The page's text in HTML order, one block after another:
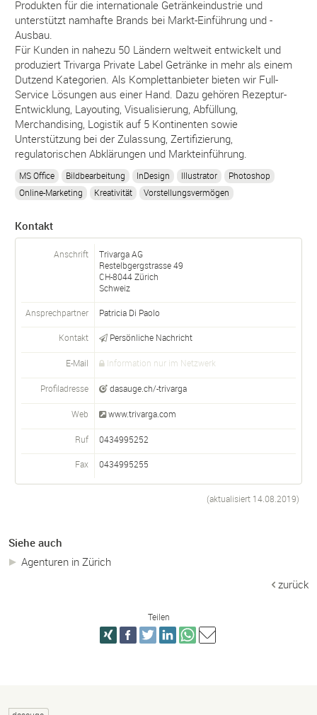
Produkten für die internationale Getränkeindustrie und
unterstützt namhafte Brands bei Markt-Einführung und -
Ausbau.
Für Kunden in nahezu 50 Ländern weltweit entwickelt und
produziert Trivarga Private Label Getränke in mehr als einem
Dutzend Kategorien. Als Komplettanbieter bieten wir Full-
Service Lösungen aus einer Hand. Dazu gehören Rezeptur-
Entwicklung, Layouting, Visualisierung, Abfüllung,
Merchandising, Logistik auf 5 Kontinenten sowie
Unterstützung bei der Zulassung, Zertifizierung,
regulatorischen Abklärungen und Markteinführung.
MS Office Bildbearbeitung InDesign Illustrator
Photoshop
Online-Marketing
Kreativität Vorstellungsvermögen
Kontakt
Anschrift
Trivarga AG
Restelbgergstrasse 49
CH-8044Zürich
Schweiz
Ansprechpartner Patricia Di Paolo
Kontakt Persönliche Nachricht
E-Mail Information nur im Netzwerk
Profiladresse dasauge.ch/-trivarga
Web www.trivarga.com
Ruf 0434995252
Fax 0434995255
(aktualisiert 14.08.2019)
Siehe auch
Agenturen in Zürich
zurück
Teilen